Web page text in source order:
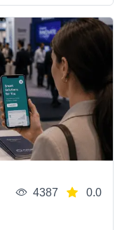
4387 0.0